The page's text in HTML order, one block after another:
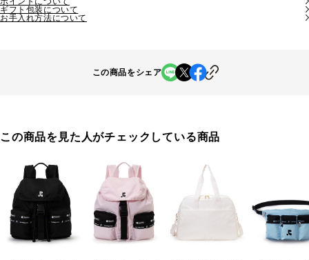
ギフト包装について
お手入れ方法について
この商品をシェア
この商品を見た人がチェックしている商品